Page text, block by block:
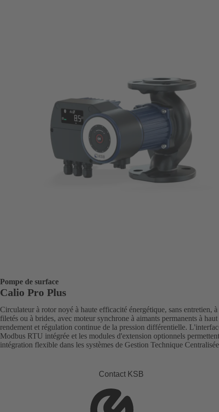
Pompe de surface
Calio Pro Plus
Circulateur à rotor noyé à haute efficacité énergétique, sans entretien,
filetés ou à brides, avec moteur synchrone à aimants permanents à haut
rendement et régulation continue de la pression différentielle.
Modbus RTU intégrée et les modules d'extension optionnels
intégration flexible dans les systèmes de Gestion Technique
Contact KSB